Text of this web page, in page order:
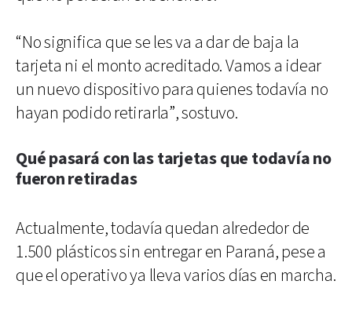
“No significa que se les va a dar de baja la
tarjeta ni el monto acreditado. Vamos a idear
un nuevo dispositivo para quienes todavía no
hayan podido retirarla”, sostuvo.
Qué pasará con las tarjetas que todavía no
fueron retiradas
Actualmente, todavía quedan alrededor de
1.500 plásticos sin entregar en Paraná, pese a
que el operativo ya lleva varios días en marcha.